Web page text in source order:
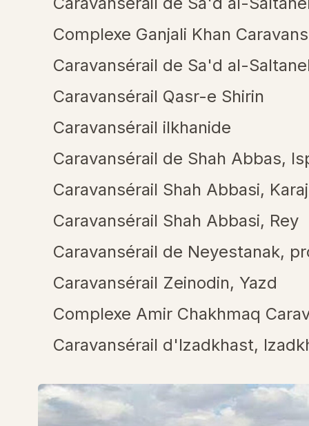
Complexe Ganjali Khan
Caravansérail de Sa'd al-
Caravansérail Qasr-e Shirin
Caravansérail ilkhanide
Caravansérail de Shah Abbas,
Caravansérail Shah Abbasi, Karaj
Caravansérail Shah Abbasi, Rey
Caravansérail de Neyestanak,
Caravansérail Zeinodin, Yazd
Complexe Amir Chakhmaq
Caravansérail d'Izadkhast,